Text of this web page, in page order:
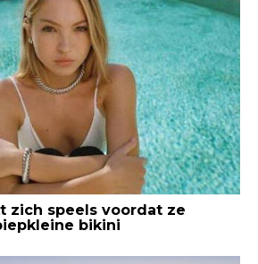
zich speels voordat ze
bikini